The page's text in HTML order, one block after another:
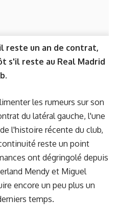
reste un an de contrat,
s'il reste au Real Madrid
les rumeurs sur son
du latéral gauche, l'une
l'histoire récente du club,
reste un point
ont dégringolé depuis
Mendy et Miguel
encore un peu plus un
temps.